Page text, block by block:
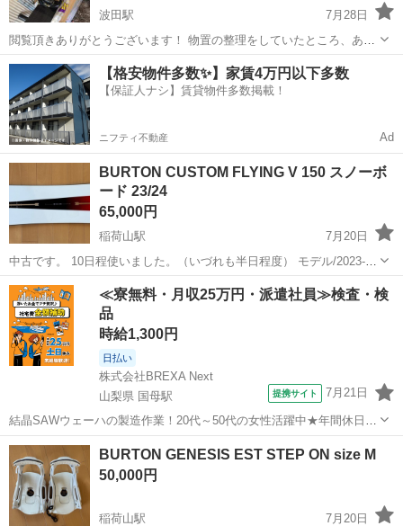
波田駅
7月28日
閲覧頂きありがとうございます！ 物置の整理をしていたところ、あま
り使用頻度が高く無かったスノボ板とシューズです。 シューズのサイ
ズは26.5cmと記載がありました。 目立った汚れやスレなどは無いよう
に見えましたが、お取引の...
長野 東筑摩郡 波田駅 スノーボード シューズ
【格安物件多数✨】家賃4万円以下多数
【保証人ナシ】賃貸物件多数掲載！
ニフティ不動産 Ad
BURTON CUSTOM FLYING V 150 スノーボ
ード 23/24
65,000円
稲荷山駅
7月20日
中古です。 10日程使いました。（いづれも半日程度） モデル/2023-
2024 カラー/GRAPHIC サイズ/150 【定価】￥107,800 千曲市のコメリ
更埴店駐車場でお取り引き希望です。
長野 千曲市 稲荷山駅 スノーボード BURTON
≪寮無料・月収25万円・派遣社員≫検査・検
品
時給1,300円
日払い
株式会社BREXA Next
山梨県 国母駅
提携サイト 7月21日
結晶SAWウェーハの製造作業！20代～50代の女性活躍中★年間休日
120日＆土日祝休み！クリーンルーム内でのお仕事！日払い制度利用可
◎正社員登用制度あり！マイカー通勤可！《山梨県中巨摩郡昭和町》
人気の工場のお仕事 ◇結晶...
山梨 国母駅
BURTON GENESIS EST STEP ON size M
50,000円
稲荷山駅
7月20日